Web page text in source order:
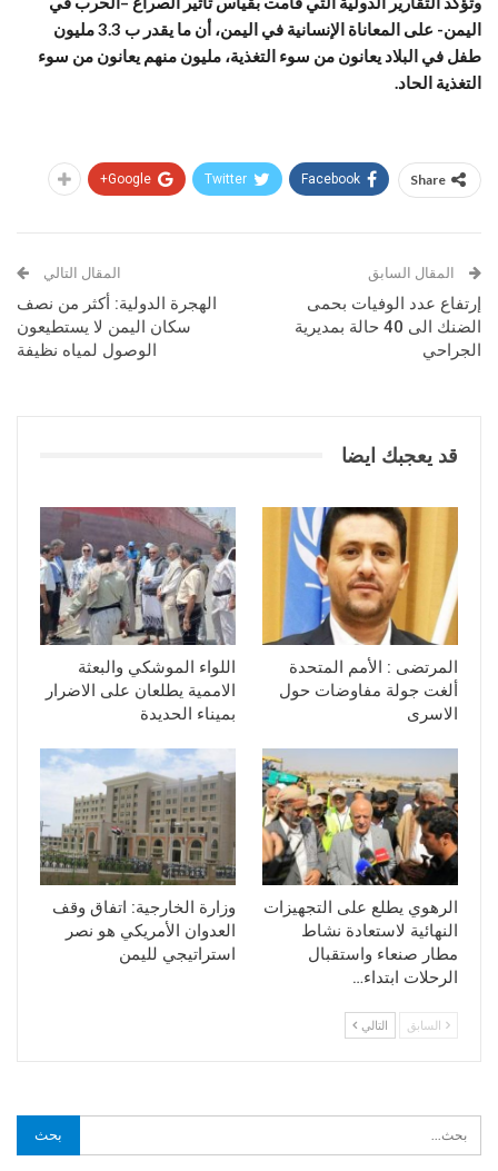
اليمن- على المعاناة الإنسانية في اليمن، أن ما يقدر ب 3.3 مليون
طفل في البلاد يعانون من سوء التغذية، مليون منهم يعانون من سوء
التغذية الحاد.
Share
Facebook
Twitter
Google+
المقال السابق
إرتفاع عدد الوفيات بحمى
الضنك الى 40 حالة بمديرية
الجراحي
المقال التالي
الهجرة الدولية: أكثر من نصف
سكان اليمن لا يستطيعون
الوصول لمياه نظيفة
قد يعجبك ايضا
المرتضى : الأمم المتحدة
ألغت جولة مفاوضات حول
الاسرى
اللواء الموشكي والبعثة
الاممية يطلعان على الاضرار
بميناء الحديدة
الرهوي يطلع على التجهيزات
النهائية لاستعادة نشاط
مطار صنعاء واستقبال
الرحلات ابتداء…
وزارة الخارجية: اتفاق وقف
العدوان الأمريكي هو نصر
استراتيجي لليمن
السابق التالي